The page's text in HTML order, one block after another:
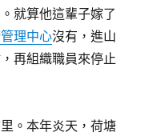
就算他這輩子嫁了
理中心沒有，進山
再組織職員來停止
。本年炎天，荷塘